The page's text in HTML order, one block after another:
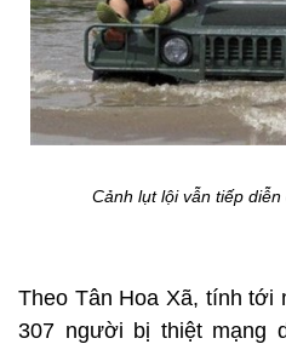
Cảnh lụt lội vẫn tiếp
Theo Tân Hoa Xã, tính tới
307 người bị thiệt mạng